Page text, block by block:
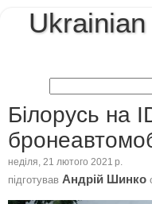
Білорусь на
неділя, 21 лютого 2021 р.
підготував Андрій Шинко